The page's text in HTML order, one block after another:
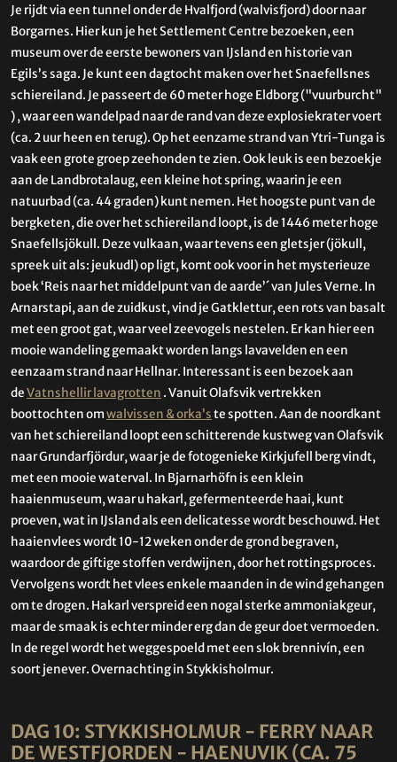
Je rijdt via een tunnel onder de Hvalfjord (walvisfjord) door naar
Borgarnes. Hier kun je het Settlement Centre bezoeken, een
museum over de eerste bewoners van IJsland en historie van
Egils’s saga. Je kunt een dagtocht maken over het Snaefellsnes
schiereiland. Je passeert de 60 meter hoge Eldborg ("vuurburcht"
) , waar een wandelpad naar de rand van deze explosiekrater voert
(ca. 2 uur heen en terug). Op het eenzame strand van Ytri-Tunga is
vaak een grote groep zeehonden te zien. Ook leuk is een bezoekje
aan de Landbrotalaug, een kleine hot spring, waarin je een
natuurbad (ca. 44 graden) kunt nemen. Het hoogste punt van de
bergketen, die over het schiereiland loopt, is de 1446 meter hoge
Snaefellsjökull. Deze vulkaan, waar tevens een gletsjer (jökull,
spreek uit als: jeukudl) op ligt, komt ook voor in het mysterieuze
boek ‘Reis naar het middelpunt van de aarde’´ van Jules Verne. In
Arnarstapi, aan de zuidkust, vind je Gatklettur, een rots van basalt
met een groot gat, waar veel zeevogels nestelen. Er kan hier een
mooie wandeling gemaakt worden langs lavavelden en een
eenzaam strand naar Hellnar. Interessant is een bezoek aan
deVatnshellir lavagrotten . Vanuit Olafsvik vertrekken
boottochten omwalvissen & orka’ste spotten. Aan de noordkant
van het schiereiland loopt een schitterende kustweg van Olafsvik
naar Grundarfjördur, waar je de fotogenieke Kirkjufell berg vindt,
met een mooie waterval. In Bjarnarhöfn is een klein
haaienmuseum, waar u hakarl, gefermenteerde haai, kunt
proeven, wat in IJsland als een delicatesse wordt beschouwd. Het
haaienvlees wordt 10-12 weken onder de grond begraven,
waardoor de giftige stoffen verdwijnen, door het rottingsproces.
Vervolgens wordt het vlees enkele maanden in de wind gehangen
om te drogen. Hakarl verspreid een nogal sterke ammoniakgeur,
maar de smaak is echter minder erg dan de geur doet vermoeden.
In de regel wordt het weggespoeld met een slok brennivín, een
soort jenever. Overnachting in Stykkisholmur.
DAG 10: STYKKISHOLMUR - FERRY NAAR
DE WESTFJORDEN - HAENUVIK (CA. 75